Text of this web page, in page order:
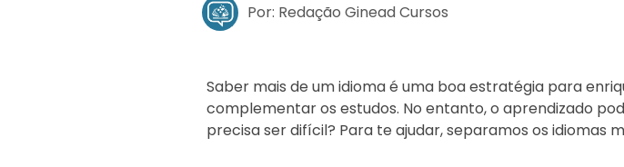
Por: Redação Ginead Cursos
Saber mais de um idioma é uma boa estratégia para
complementar os estudos. No entanto, o aprendizado
precisa ser difícil? Para te ajudar, separamos os idiomas